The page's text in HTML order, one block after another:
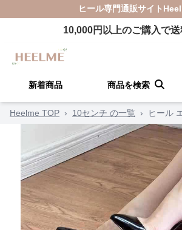
ヒール専門通販サイト
10,000円以上のご購入で
新着商品 商品を検索
Heelme TOP › 10センチ の一覧 › ヒール